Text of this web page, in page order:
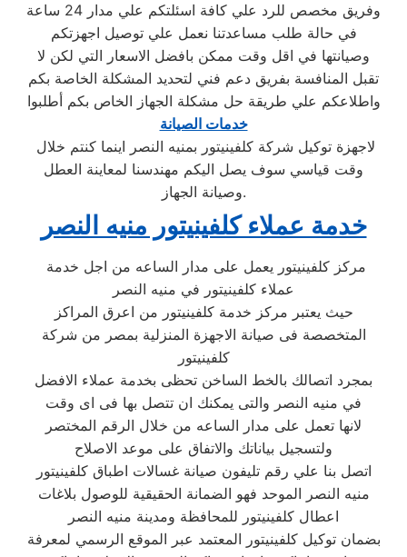
وفريق مخصص للرد علي كافة اسئلتكم علي مدار 24 ساعة
في حالة طلب مساعدتنا نعمل علي توصيل اجهزتكم
وصيانتها في اقل وقت ممكن بافضل الاسعار التي لكن لا
تقبل المنافسة بفريق دعم فني لتحديد المشكلة الخاصة بكم
واطلاعكم علي طريقة حل مشكلة الجهاز الخاص بكم أطلبوا
خدمات الصيانة
وقت قياسي سوف يصل اليكم مهندسنا لمعاينة العطل
وصيانة الجهاز.
خدمة عملاء كلفينيتور منيه النصر
عملاء كلفينيتور في منيه النصر
حيث يعتبر مركز خدمة كلفينيتور من اعرق المراكز
المتخصصة فى صيانة الاجهزة المنزلية بمصر من شركة
كلفينيتور
بمجرد اتصالك بالخط الساخن تحظى بخدمة عملاء الافضل
في منيه النصر والتى يمكنك ان تتصل بها فى اى وقت
لانها تعمل على مدار الساعه من خلال الرقم المختصر
ولتسجيل بياناتك والاتفاق على موعد الاصلاح
اتصل بنا علي رقم تليفون صيانة غسالات اطباق كلفينيتور
منيه النصر الموحد فهو الضمانة الحقيقية للوصول بلاغات
اعطال كلفينيتور للمحافظة ومدينة منيه النصر
بضمان توكيل كلفينيتور المعتمد عبر الموقع الرسمي لمعرفة